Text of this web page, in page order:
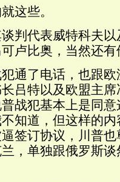
这些。
判代表威特科夫
卢比奥，当然还
通了电话，也跟
吕特以及欧盟主
战犯基本上是同
知道，但这样的
签订协议，川普
，单独跟俄罗斯